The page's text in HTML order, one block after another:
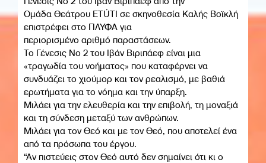
Ομάδα Θεάτρου ETÚTI σε σκηνοθεσία Καλής Βοϊκλή
επιστρέφει στο ΠΛΥΦΑ για
περιορισμένο αριθμό παραστάσεων.
Το Γένεσις Νο 2 του Ιβάν Βιριπάεφ είναι μια
«τραγωδία του νοήματος» που καταφέρνει να
συνδυάζει το χιούμορ και τον ρεαλισμό, με βαθιά
ερωτήματα για το νόημα και την ύπαρξη.
Μιλάει για την ελευθερία και την επιβολή, τη μοναξιά
και τη σύνδεση μεταξύ των ανθρώπων.
Μιλάει για τον Θεό και με τον Θεό, που αποτελεί ένα
από τα πρόσωπα του έργου.
“Αν πιστεύεις στον Θεό αυτό δεν σημαίνει ότι κι ο